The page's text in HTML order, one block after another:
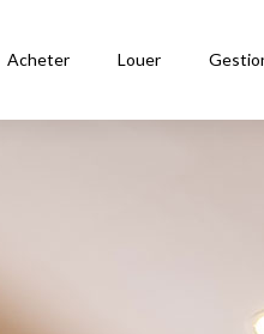
Acheter Louer